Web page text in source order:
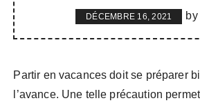
DÉCEMBRE 16, 2021 by
Partir en vacances doit se préparer
l’avance. Une telle précaution